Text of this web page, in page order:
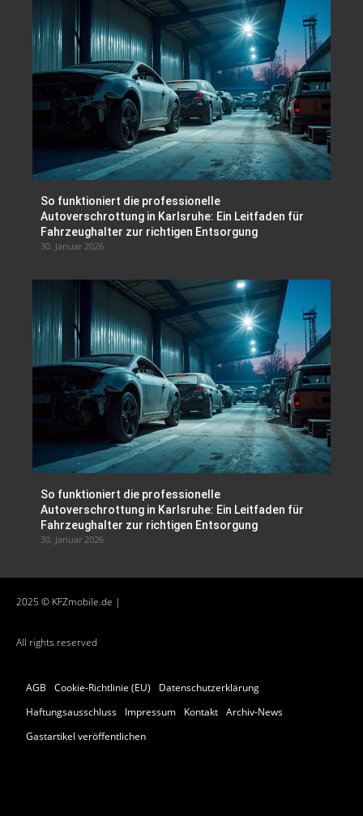
So funktioniert die professionelle
Autoverschrottung in Karlsruhe: Ein Leitfaden für
Fahrzeughalter zur richtigen Entsorgung
30. Januar 2026
So funktioniert die professionelle
Autoverschrottung in Karlsruhe: Ein Leitfaden für
Fahrzeughalter zur richtigen Entsorgung
30. Januar 2026
2025 © KFZmobile.de |
All rights reserved
AGB Cookie-Richtlinie (EU)
Datenschutzerklärung
Haftungsausschluss
Impressum Kontakt Archiv-News
Gastartikel veröffentlichen